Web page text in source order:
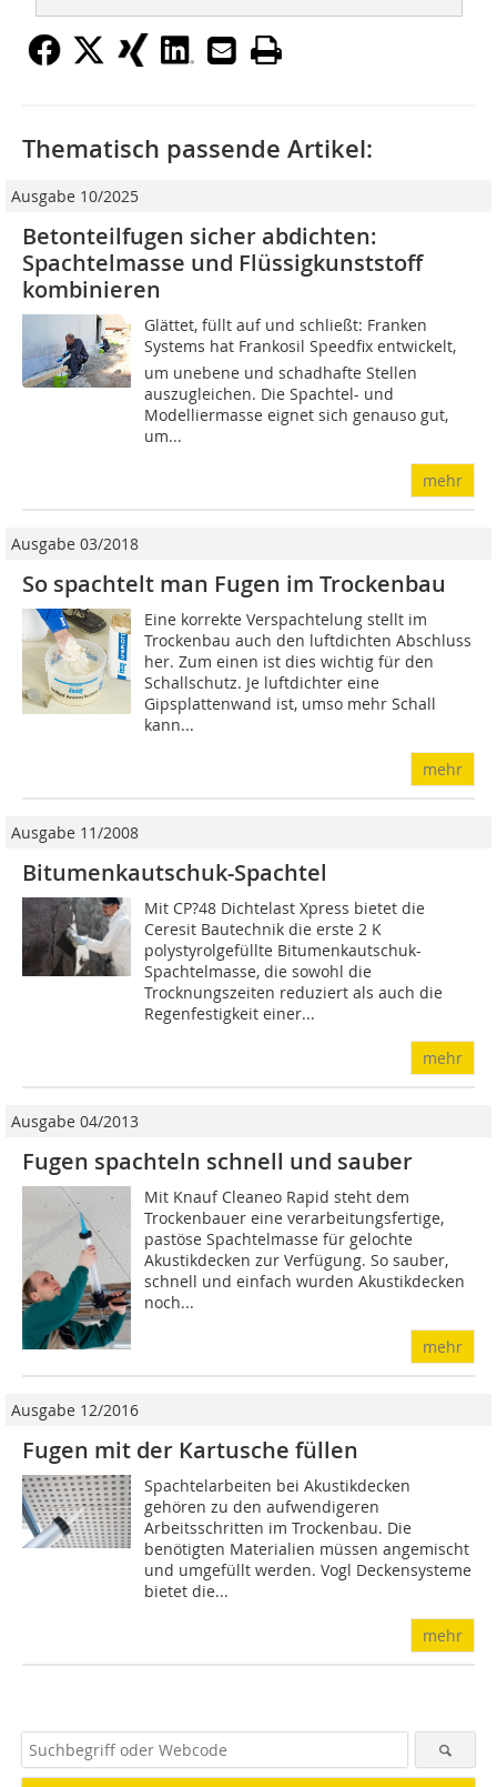
Thematisch passende Artikel:
Ausgabe 10/2025
Betonteilfugen sicher abdichten:
Spachtelmasse und Flüssigkunststoff
kombinieren
Glättet, füllt auf und schließt: Franken
Systems hat Frankosil Speedfix entwickelt,
um unebene und schadhafte Stellen
auszugleichen. Die Spachtel- und
Modelliermasse eignet sich genauso gut,
um...
mehr
Ausgabe 03/2018
So spachtelt man Fugen im Trockenbau
Eine korrekte Verspachtelung stellt im
Trockenbau auch den luftdichten Abschluss
her. Zum einen ist dies wichtig für den
Schallschutz. Je luftdichter eine
Gipsplattenwand ist, umso mehr Schall
kann...
mehr
Ausgabe 11/2008
Bitumenkautschuk-Spachtel
Mit CP?48 Dichtelast Xpress bietet die
Ceresit Bautechnik die erste 2 K
polystyrolgefüllte Bitumenkautschuk-
Spachtelmasse, die sowohl die
Trocknungszeiten reduziert als auch die
Regenfestigkeit einer...
mehr
Ausgabe 04/2013
Fugen spachteln schnell und sauber
Mit Knauf Cleaneo Rapid steht dem
Trockenbauer eine verarbeitungsfertige,
pastöse Spachtelmasse für gelochte
Akustikdecken zur Verfügung. So sauber,
schnell und einfach wurden Akustikdecken
noch...
mehr
Ausgabe 12/2016
Fugen mit der Kartusche füllen
Spachtelarbeiten bei Akustikdecken
gehören zu den aufwendigeren
Arbeitsschritten im Trockenbau. Die
benötigten Materialien müssen angemischt
und umgefüllt werden. Vogl Deckensysteme
bietet die...
mehr